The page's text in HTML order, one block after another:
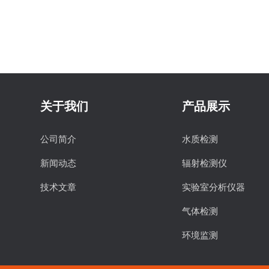
关于我们
公司简介
新闻动态
技术文章
产品展示
水质检测
辐射检测仪
实验室分析仪器
气体检测
环境监测